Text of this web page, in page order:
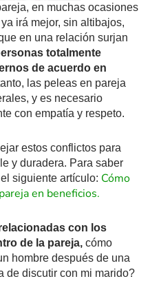
en muchas ocasiones
irá mejor, sin altibajos,
en una relación surjan
totalmente
de acuerdo en
las peleas en pareja
y es necesario
con empatía y respeto.
estos conflictos para
y duradera. Para saber
siguiente artículo: Cómo
en beneficios.
con los
de la pareja, cómo
hombre después de una
de discutir con mi marido?